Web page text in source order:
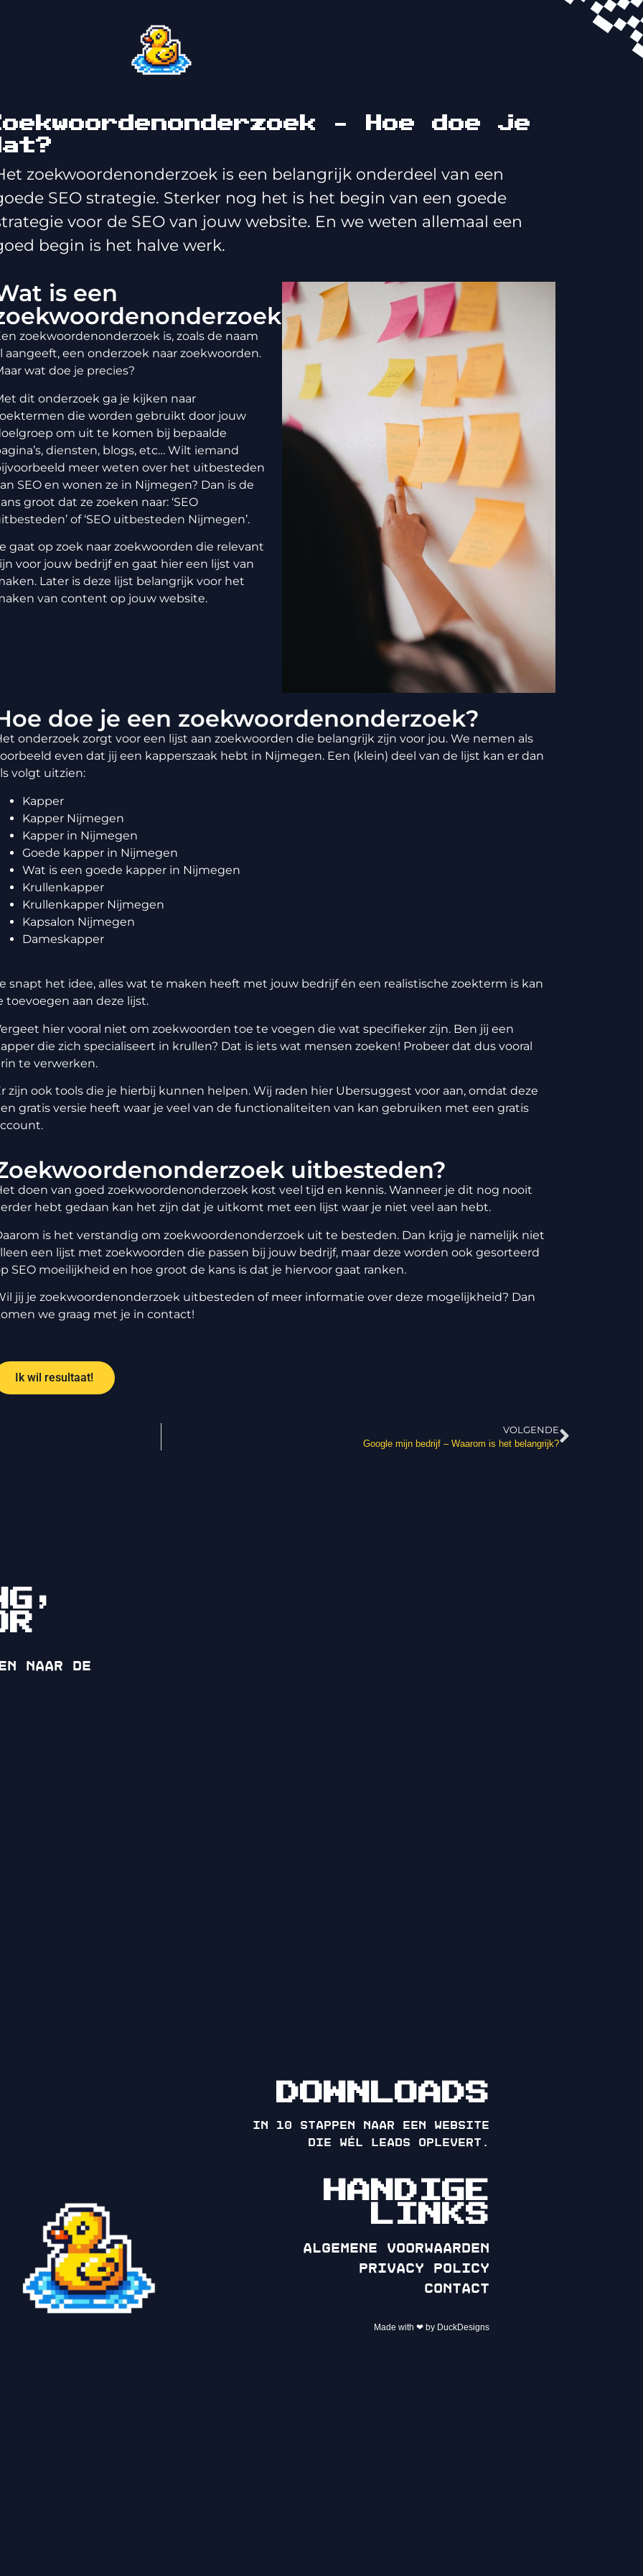
– Hoe doe je
zoekwoordenonderzoek is een belangrijk onderdeel van een
SEO strategie. Sterker nog het is het begin van een goede
voor de SEO van jouw website. En we weten allemaal een
begin is het halve werk.
is een
zoekwoordenonderzoek is, zoals de naam
aangeeft, een onderzoek naar zoekwoorden.
wat doe je precies?
dit onderzoek ga je kijken naar
die worden gebruikt door jouw
om uit te komen bij bepaalde
diensten, blogs, etc… Wilt iemand
meer weten over het uitbesteden
SEO en wonen ze in Nijmegen? Dan is de
groot dat ze zoeken naar: ‘SEO
of ‘SEO uitbesteden Nijmegen’.
gaat op zoek naar zoekwoorden die relevant
voor jouw bedrijf en gaat hier een lijst van
Later is deze lijst belangrijk voor het
van content op jouw website.
doe je een zoekwoordenonderzoek?
onderzoek zorgt voor een lijst aan zoekwoorden die belangrijk zijn voor jou. We nemen als
even dat jij een kapperszaak hebt in Nijmegen. Een (klein) deel van de lijst kan er dan
volgt uitzien:
Kapper
Kapper Nijmegen
Kapper in Nijmegen
Goede kapper in Nijmegen
Wat is een goede kapper in Nijmegen
Krullenkapper
Krullenkapper Nijmegen
Kapsalon Nijmegen
Dameskapper
snapt het idee, alles wat te maken heeft met jouw bedrijf én een realistische zoekterm is kan
toevoegen aan deze lijst.
hier vooral niet om zoekwoorden toe te voegen die wat specifieker zijn. Ben jij een
die zich specialiseert in krullen? Dat is iets wat mensen zoeken! Probeer dat dus vooral
te verwerken.
zijn ook tools die je hierbij kunnen helpen. Wij raden hier Ubersuggest voor aan, omdat deze
gratis versie heeft waar je veel van de functionaliteiten van kan gebruiken met een gratis
uitbesteden?
doen van goed zoekwoordenonderzoek kost veel tijd en kennis. Wanneer je dit nog nooit
hebt gedaan kan het zijn dat je uitkomt met een lijst waar je niet veel aan hebt.
is het verstandig om zoekwoordenonderzoek uit te besteden. Dan krijg je namelijk niet
een lijst met zoekwoorden die passen bij jouw bedrijf, maar deze worden ook gesorteerd
SEO moeilijkheid en hoe groot de kans is dat je hiervoor gaat ranken.
jij je zoekwoordenonderzoek uitbesteden of meer informatie over deze mogelijkheid? Dan
we graag met je in contact!
Ik wil resultaat!
VOLGENDE
Google mijn bedrijf – Waarom is het belangrijk?
naar de
DOWNLOADS
in 10 stappen naar een website
die wél leads oplevert.
HANDIGE
LINKS
Algemene voorwaarden
Privacy policy
Contact
Made with ❤ by DuckDesigns